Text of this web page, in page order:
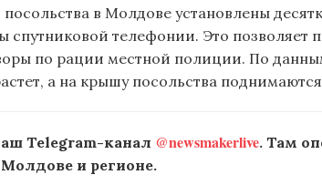
в Молдове установлены
спутниковой телефонии. Это позволяет
по рации местной полиции. По
а на крышу посольства
Telegram-канал @newsmakerlive. Там
и регионе.